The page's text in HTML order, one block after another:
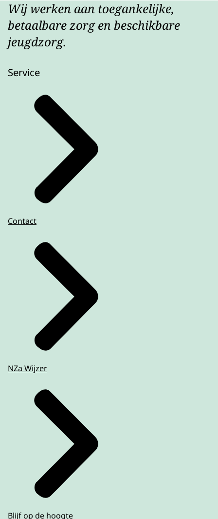
Wij werken aan toegankelijke,
betaalbare zorg en beschikbare
jeugdzorg.
Service
Contact
NZa Wijzer
Blijf op de hoogte